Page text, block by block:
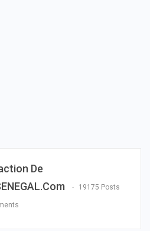
De
19175 Posts